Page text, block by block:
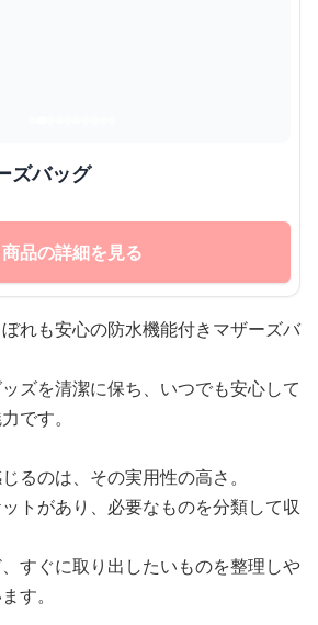
ズバッグ
商品の詳細を見る
れも安心の防水機能付きマザーズバ
ズを清潔に保ち、いつでも安心して
です。
るのは、その実用性の高さ。
トがあり、必要なものを分類して収
すぐに取り出したいものを整理しや
す。